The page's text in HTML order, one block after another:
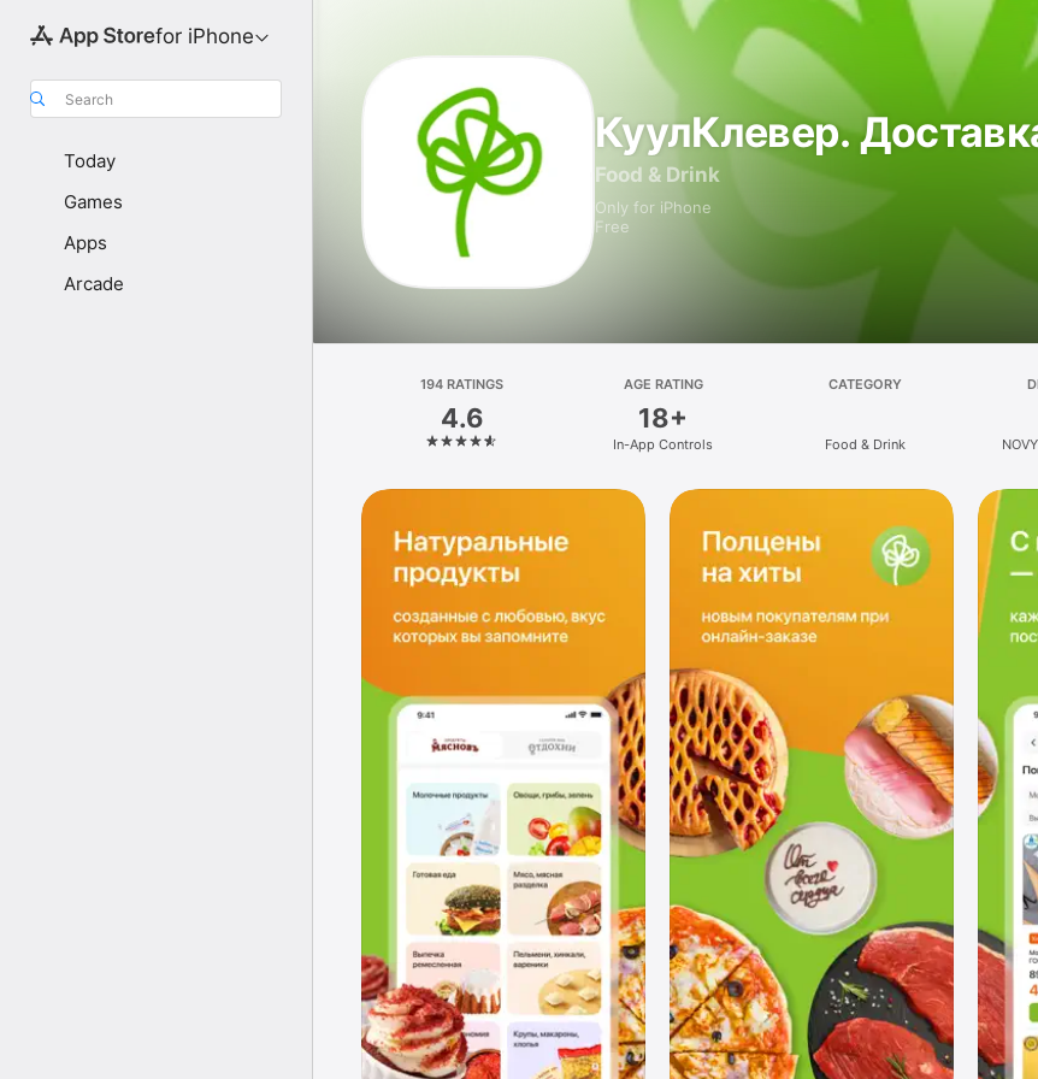
for iPhone
Search
Today
Games
Apps
Arcade
КуулКлевер.
Food & Drink
Only for iPhone
Free
194 RATINGS
4.6
AGE RATING
18+
In-App Controls
CATEGORY
Food & Drink